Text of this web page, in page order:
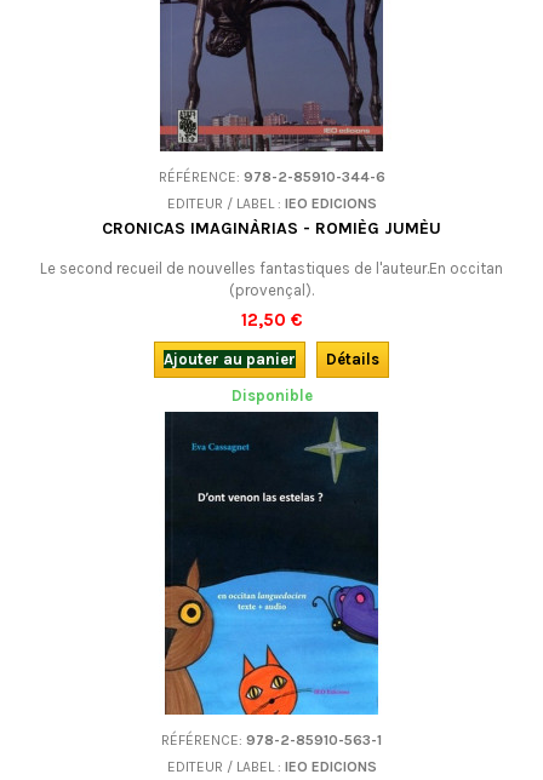
RÉFÉRENCE: 978-2-85910-344-6
EDITEUR / LABEL : IEO EDICIONS
CRONICAS IMAGINÀRIAS - ROMIÈG JUMÈU
Le second recueil de nouvelles fantastiques de l'auteur.En occitan
(provençal).
12,50 €
Ajouter au panier
Détails
Disponible
RÉFÉRENCE: 978-2-85910-563-1
EDITEUR / LABEL : IEO EDICIONS